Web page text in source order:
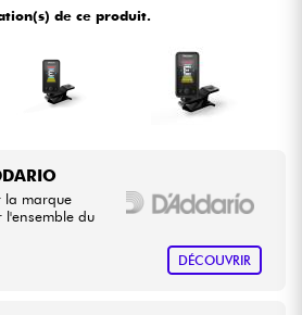
Voir nos marques
METAL GUITAR BY Star' SMusic
de ce produit.
la marque
du
DÉCOUVRIR